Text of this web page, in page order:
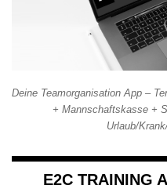
Deine Teamorganisation App –
+ Mannschaftskasse +
Urlaub/
E2C TRAINING